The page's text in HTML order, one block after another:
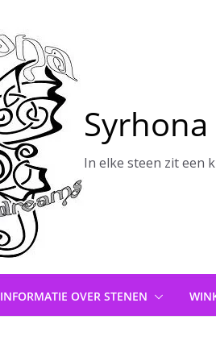
In elke steen zit een
INFORMATIE OVER STENEN